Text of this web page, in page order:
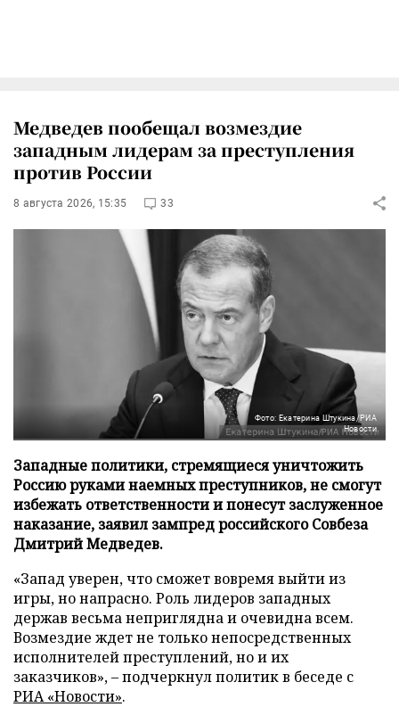
Медведев пообещал возмездие
западным лидерам за преступления
против России
8 августа 2026, 15:35 33
Фото: Екатерина Штукина/РИА
Новости
Западные политики, стремящиеся уничтожить
Россию руками наемных преступников, не смогут
избежать ответственности и понесут заслуженное
наказание, заявил зампред российского Совбеза
Дмитрий Медведев.
«Запад уверен, что сможет вовремя выйти из
игры, но напрасно. Роль лидеров западных
держав весьма неприглядна и очевидна всем.
Возмездие ждет не только непосредственных
исполнителей преступлений, но и их
заказчиков», – подчеркнул политик в беседе с
РИА «Новости».